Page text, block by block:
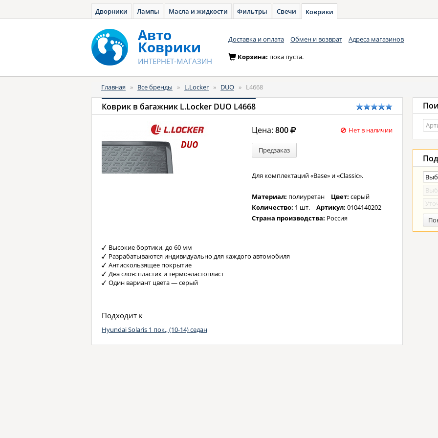
Дворники Лампы Масла и жидкости Фильтры Свечи Коврики
Авто
Коврики
ИНТЕРНЕТ-МАГАЗИН
Доставка и оплата Обмен и возврат Адреса магазинов
Корзина: пока пуста.
Главная » Все бренды » L.Locker » DUO » L4668
Коврик в багажник L.Locker DUO L4668
Цена:800 Нет в наличии
Предзаказ
Для комплектаций «Base» и «Classic».
Материал: полиуретан Цвет:серый
Количество: 1 шт. Артикул:0104140202
Страна производства: Россия
Высокие бортики, до 60 мм
Разрабатываются индивидуально для каждого автомобиля
Антискользящее покрытие
Два слоя: пластик и термоэластопласт
Один вариант цвета — серый
Подходит к
Hyundai Solaris 1 пок., (10-14) седан